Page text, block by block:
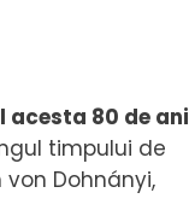
acesta 80 de ani
timpului de
Dohnányi,